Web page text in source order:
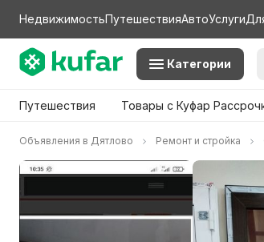
НедвижимостьПутешествияАвтоУслуги
Категории
Путешествия Товары с Куфар
Объявления в Дятлово Ремонт и стройка